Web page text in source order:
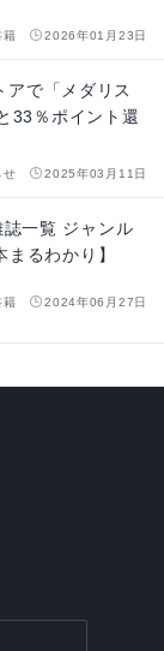
籍 2026年01月23日
アで「メダリス
33％ポイント還
せ 2025年03月11日
一覧 ジャンル
るわかり】
籍 2024年06月27日